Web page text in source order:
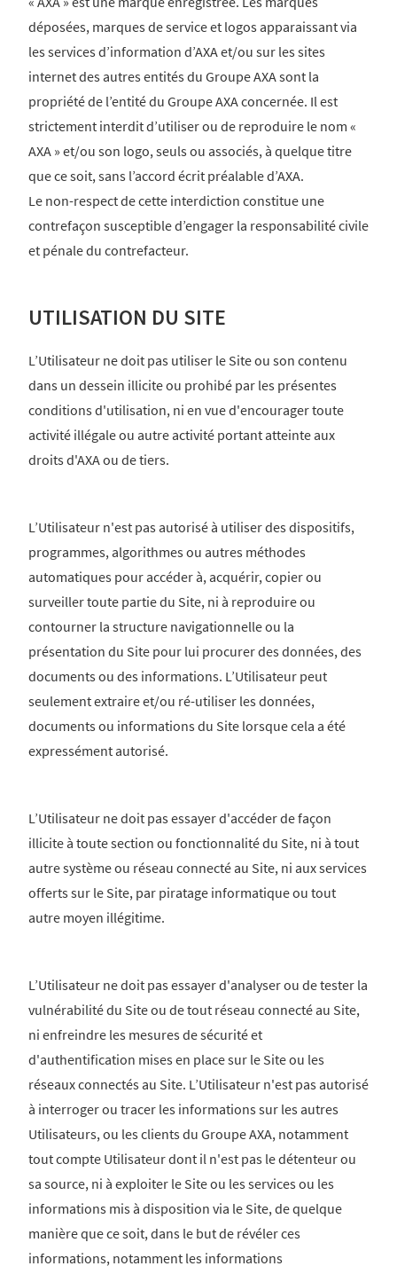
déposées, marques de service et logos apparaissant via
les services d’information d’AXA et/ou sur les sites
internet des autres entités du Groupe AXA sont la
propriété de l’entité du Groupe AXA concernée. Il est
strictement interdit d’utiliser ou de reproduire le nom «
AXA » et/ou son logo, seuls ou associés, à quelque titre
que ce soit, sans l’accord écrit préalable d’AXA.
Le non-respect de cette interdiction constitue une
contrefaçon susceptible d’engager la responsabilité civile
et pénale du contrefacteur.
UTILISATION DU SITE
L’Utilisateur ne doit pas utiliser le Site ou son contenu
dans un dessein illicite ou prohibé par les présentes
conditions d'utilisation, ni en vue d'encourager toute
activité illégale ou autre activité portant atteinte aux
droits d'AXA ou de tiers.
L’Utilisateur n'est pas autorisé à utiliser des dispositifs,
programmes, algorithmes ou autres méthodes
automatiques pour accéder à, acquérir, copier ou
surveiller toute partie du Site, ni à reproduire ou
contourner la structure navigationnelle ou la
présentation du Site pour lui procurer des données, des
documents ou des informations. L’Utilisateur peut
seulement extraire et/ou ré-utiliser les données,
documents ou informations du Site lorsque cela a été
expressément autorisé.
L’Utilisateur ne doit pas essayer d'accéder de façon
illicite à toute section ou fonctionnalité du Site, ni à tout
autre système ou réseau connecté au Site, ni aux services
offerts sur le Site, par piratage informatique ou tout
autre moyen illégitime.
L’Utilisateur ne doit pas essayer d'analyser ou de tester la
vulnérabilité du Site ou de tout réseau connecté au Site,
ni enfreindre les mesures de sécurité et
d'authentification mises en place sur le Site ou les
réseaux connectés au Site. L’Utilisateur n'est pas autorisé
à interroger ou tracer les informations sur les autres
Utilisateurs, ou les clients du Groupe AXA, notamment
tout compte Utilisateur dont il n'est pas le détenteur ou
sa source, ni à exploiter le Site ou les services ou les
informations mis à disposition via le Site, de quelque
manière que ce soit, dans le but de révéler ces
informations, notamment les informations